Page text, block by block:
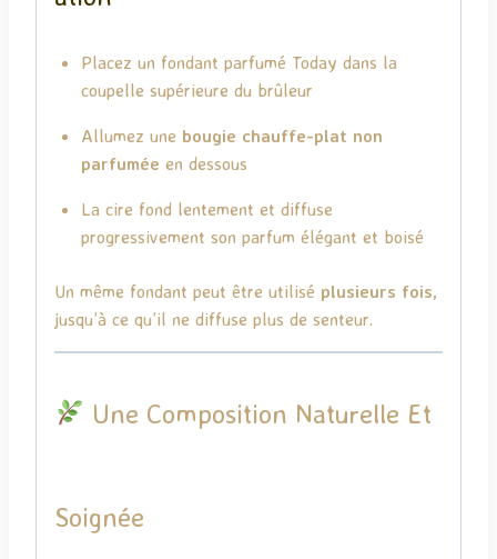
Placez un fondant parfumé Today dans la
coupelle supérieure du brûleur
Allumez une bougie chauffe-plat non
parfumée en dessous
La cire fond lentement et diffuse
progressivement son parfum élégant et boisé
Un même fondant peut être utilisé plusieurs fois,
jusqu’à ce qu’il ne diffuse plus de senteur.
Une Composition Naturelle Et
Soignée